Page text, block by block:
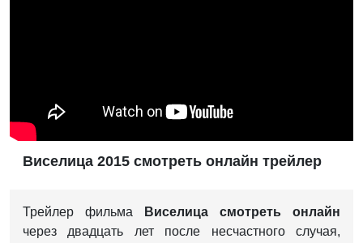
Виселица 2015 смотреть онлайн трейлер
Трейлер фильма
Виселица смотреть онлайн
через двадцать лет после несчастного случая,